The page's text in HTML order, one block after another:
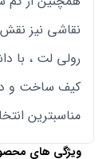
رولی لت ، با
کیف ساخت و
مناسبترین
ویژگی های